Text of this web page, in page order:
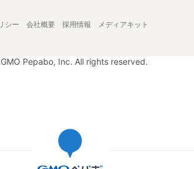
シー 会社概要 採用情報 メディアキット
Pepabo, Inc. All rights reserved.